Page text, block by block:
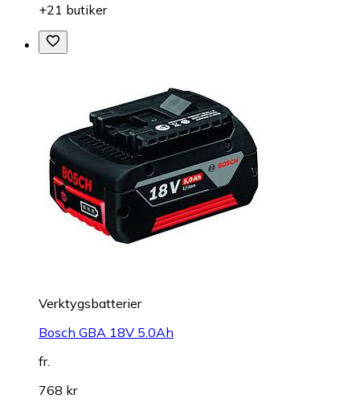
+21 butiker
Verktygsbatterier
Bosch GBA 18V 5.0Ah
fr.
768 kr